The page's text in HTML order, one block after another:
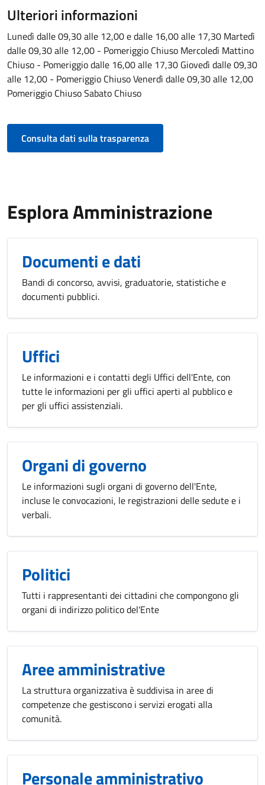
Ulteriori informazioni
Lunedì dalle 09,30 alle 12,00 e dalle 16,00 alle 17,30 Martedì
dalle 09,30 alle 12,00 - Pomeriggio Chiuso Mercoledì Mattino
Chiuso - Pomeriggio dalle 16,00 alle 17,30 Giovedì dalle 09,30
alle 12,00 - Pomeriggio Chiuso Venerdì dalle 09,30 alle 12,00
Pomeriggio Chiuso Sabato Chiuso
Consulta dati sulla trasparenza
Esplora Amministrazione
Documenti e dati
Bandi di concorso, avvisi, graduatorie, statistiche e
documenti pubblici.
Uffici
Le informazioni e i contatti degli Uffici dell'Ente, con
tutte le informazioni per gli uffici aperti al pubblico e
per gli uffici assistenziali.
Organi di governo
Le informazioni sugli organi di governo dell'Ente,
incluse le convocazioni, le registrazioni delle sedute e i
verbali.
Politici
Tutti i rappresentanti dei cittadini che compongono gli
organi di indirizzo politico del'Ente
Aree amministrative
La struttura organizzativa è suddivisa in aree di
competenze che gestiscono i servizi erogati alla
comunità.
Personale amministrativo